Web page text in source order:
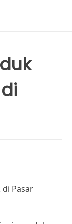
di Pasar